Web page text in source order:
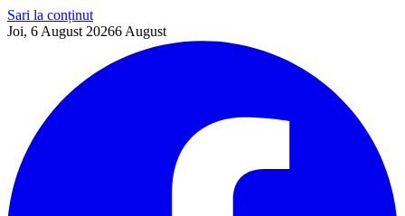
Sari la conținut
Joi, 6 August 20266 August